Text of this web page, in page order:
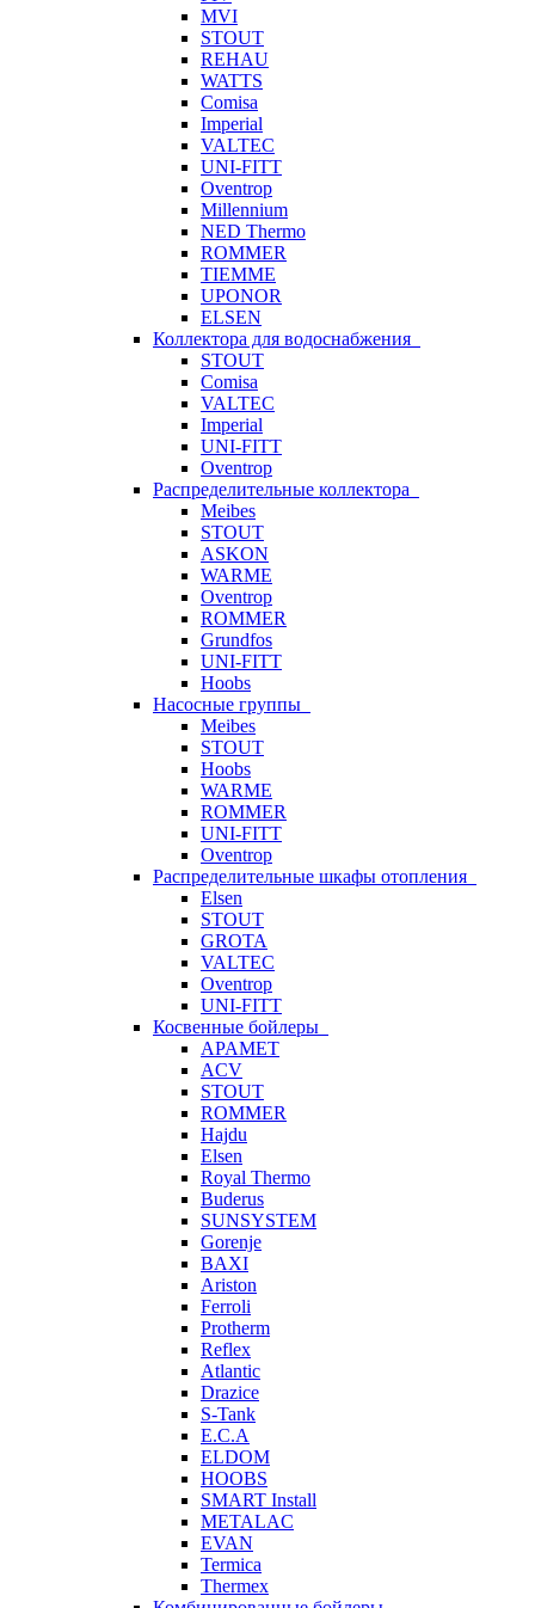
MVI
STOUT
REHAU
WATTS
Comisa
Imperial
VALTEC
UNI-FITT
Oventrop
Millennium
NED Thermo
ROMMER
TIEMME
UPONOR
ELSEN
Коллектора для водоснабжения
STOUT
Comisa
VALTEC
Imperial
UNI-FITT
Oventrop
Распределительные коллектора
Meibes
STOUT
ASKON
WARME
Oventrop
ROMMER
Grundfos
UNI-FITT
Hoobs
Насосные группы
Meibes
STOUT
Hoobs
WARME
ROMMER
UNI-FITT
Oventrop
Распределительные шкафы отопления
Elsen
STOUT
GROTA
VALTEC
Oventrop
UNI-FITT
Косвенные бойлеры
APAMET
ACV
STOUT
ROMMER
Hajdu
Elsen
Royal Thermo
Buderus
SUNSYSTEM
Gorenje
BAXI
Ariston
Ferroli
Protherm
Reflex
Atlantic
Drazice
S-Tank
E.C.A
ELDOM
HOOBS
SMART Install
METALAC
EVAN
Termica
Thermex